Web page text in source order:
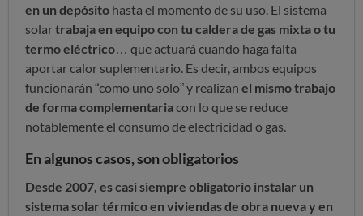
en un depósito hasta el momento de su uso. El sistema
solartrabaja en equipo con tu caldera de gas mixta o tu
termo eléctrico … que actuará cuando haga falta
aportar calor suplementario. Es decir, ambos equipos
funcionarán “como uno solo” y realizan el mismo trabajo
de forma complementariacon lo que se reduce
notablemente el consumo de electricidad o gas.
En algunos casos, son obligatorios
Desde 2007, es casi siempre obligatorio instalar un
sistema solar térmico en viviendas de obra nueva y en